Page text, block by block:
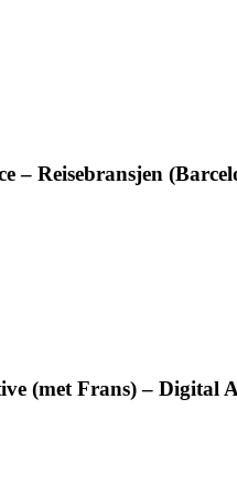
– Reisebransjen
(met Frans) – Digital